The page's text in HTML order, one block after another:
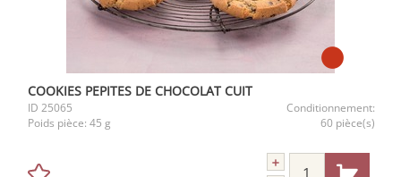
COOKIES PEPITES DE CHOCOLAT CUIT
ID 25065
Conditionnement:
Poids pièce: 45 g 60 pièce(s)